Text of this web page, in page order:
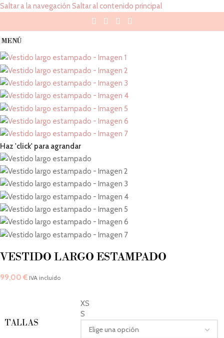
Saltar a la navegación Saltar al contenido principal
MENÚ
Haz 'click' para agrandar
VESTIDO LARGO ESTAMPADO
99,00 € IVA incluido
TALLAS
XS
S